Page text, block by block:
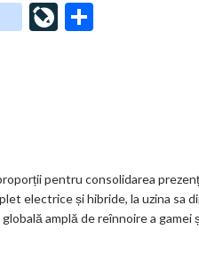
g
o
o
Li
pentru consolidarea
electrice și hibride, la uzina sa
amplă de reînnoire a